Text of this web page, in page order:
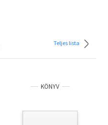
Teljes lista
KÖNYV